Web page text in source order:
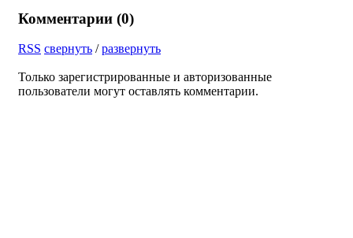
Комментарии (0)
RSS свернуть /развернуть
Только зарегистрированные и авторизованные
пользователи могут оставлять комментарии.